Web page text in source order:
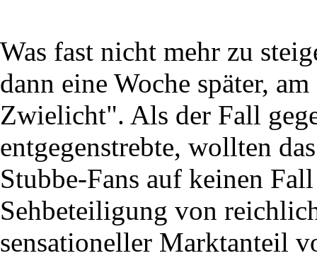
Was fast nicht mehr zu
dann eine Woche später,
Zwielicht". Als der Fall
entgegenstrebte, wollten
Stubbe-Fans auf keinen
Sehbeteiligung von
sensationeller Marktanteil